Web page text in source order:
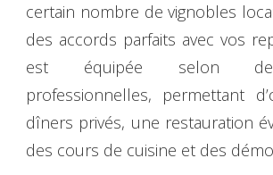
certain nombre de vignobles
des accords parfaits avec vos
est équipée selon
professionnelles, permettant
dîners privés, une restauration
des cours de cuisine et des